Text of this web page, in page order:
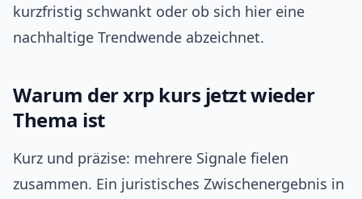
kurzfristig schwankt oder ob sich hier eine
nachhaltige Trendwende abzeichnet.
Warum der xrp kurs jetzt wieder
Thema ist
Kurz und präzise: mehrere Signale fielen
zusammen. Ein juristisches Zwischenergebnis in